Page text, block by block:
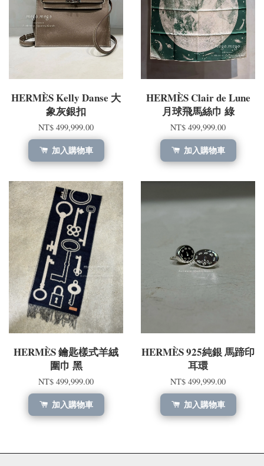
HERMÈS Kelly Danse 大
象灰銀扣
NT$ 499,999.00
加入購物車
HERMÈS Clair de Lune
月球飛馬絲巾 綠
NT$ 499,999.00
加入購物車
HERMÈS 鑰匙樣式羊絨
圍巾 黑
NT$ 499,999.00
加入購物車
HERMÈS 925純銀 馬蹄印
耳環
NT$ 499,999.00
加入購物車